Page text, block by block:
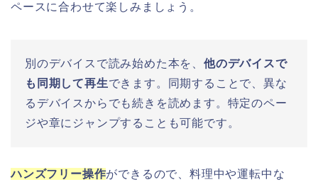
ペースに合わせて楽しみましょう。
別のデバイスで読み始めた本を、 他のデバイスで
も同期して再生できます。同期することで、異な
るデバイスからでも続きを読めます。特定のペー
ジや章にジャンプすることも可能です。
ハンズフリー操作ができるので、料理中や運転中な